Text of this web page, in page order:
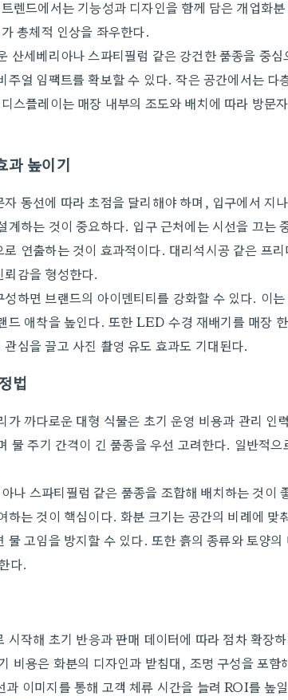
렌드에서는 기능성과 디자인을 함께 담은 개업화
총체적 인상을 좌우한다.
산세베리아나 스파티필럼 같은 강건한 품종을 중
주얼 임팩트를 확보할 수 있다. 작은 공간에서는 다
스플레이는 매장 내부의 조도와 배치에 따라 방문
과 높이기
동선에 따라 초점을 달리해야 하며, 입구에서 지
계하는 것이 중요하다. 입구 근처에는 시선을 끄는
연출하는 것이 효과적이다. 대리석시공 같은 프
뢰감을 형성한다.
하면 브랜드의 아이덴티티를 강화할 수 있다. 이
드 애착을 높인다. 또한 LED 수경 재배기를 매장
심을 끌고 사진 촬영 유도 효과도 기대된다.
법
가 까다로운 대형 식물은 초기 운영 비용과 관리 인
물 주기 간격이 긴 품종을 우선 고려한다. 일반적
나 스파티필럼 같은 품종을 조합해 배치하는 것이
하는 것이 핵심이다. 화분 크기는 공간의 비례에 맞
물 고임을 방지할 수 있다. 또한 흙의 종류와 토양
다.
작해 초기 반응과 판매 데이터에 따라 점차 확장
비용은 화분의 디자인과 받침대, 조명 구성을 포함
이미지를 통해 고객 체류 시간을 늘려 ROI를 높